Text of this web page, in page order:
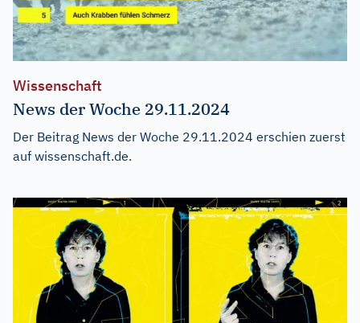
Wissenschaft
News der Woche 29.11.2024
Der Beitrag News der Woche 29.11.2024 erschien zuerst
auf wissenschaft.de.